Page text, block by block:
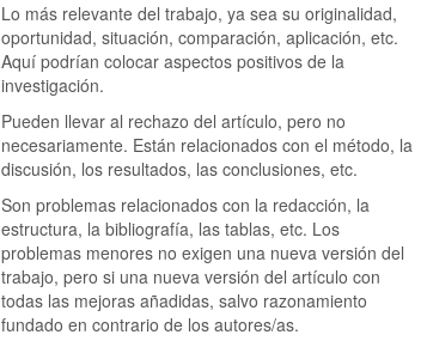
Lo más relevante del trabajo, ya sea su originalidad,
oportunidad, situación, comparación, aplicación, etc.
Aquí podrían colocar aspectos positivos de la
investigación.
Pueden llevar al rechazo del artículo, pero no
necesariamente. Están relacionados con el método, la
discusión, los resultados, las conclusiones, etc.
Son problemas relacionados con la redacción, la
estructura, la bibliografía, las tablas, etc. Los
problemas menores no exigen una nueva versión del
trabajo, pero si una nueva versión del artículo con
todas las mejoras añadidas, salvo razonamiento
fundado en contrario de los autores/as.